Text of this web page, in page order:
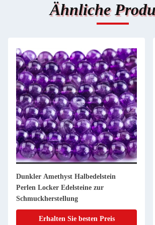
Ähnliche
Dunkler Amethyst Halbedelstein
Perlen Locker Edelsteine zur
Schmuckherstellung
Erhalten Sie besten Preis